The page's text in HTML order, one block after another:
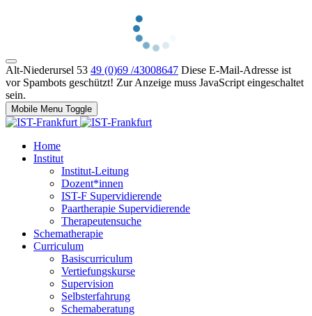
Alt-Niederursel 53 49 (0)69 /43008647 Diese E-Mail-Adresse ist
vor Spambots geschützt! Zur Anzeige muss JavaScript eingeschaltet
sein.
Mobile Menu Toggle
Home
Institut
Institut-Leitung
Dozent*innen
IST-F Supervidierende
Paartherapie Supervidierende
Therapeutensuche
Schematherapie
Curriculum
Basiscurriculum
Vertiefungskurse
Supervision
Selbsterfahrung
Schemaberatung